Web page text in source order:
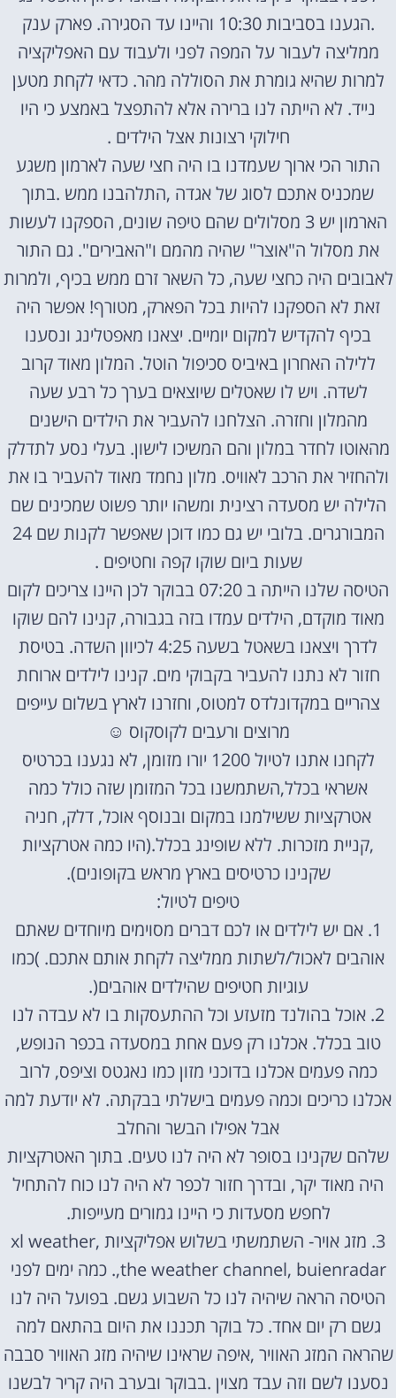
.הגענו בסביבות 10:30 והיינו עד הסגירה. פארק ענק
ממליצה לעבור על המפה לפני ולעבוד עם האפליקציה
למרות שהיא גומרת את הסוללה מהר. כדאי לקחת מטען
נייד. לא הייתה לנו ברירה אלא להתפצל באמצע כי היו
חילוקי רצונות אצל הילדים .
התור הכי ארוך שעמדנו בו היה חצי שעה לארמון משגע
שמכניס אתכם לסוג של אגדה ,התלהבנו ממש .בתוך
הארמון יש 3 מסלולים שהם טיפה שונים, הספקנו לעשות
את מסלול ה"אוצר" שהיה מהמם ו"האבירים". גם התור
לאבובים היה כחצי שעה, כל השאר זרם ממש בכיף, ולמרות
זאת לא הספקנו להיות בכל הפארק, מטורף! אפשר היה
בכיף להקדיש למקום יומיים. יצאנו מאפטלינג ונסענו
ללילה האחרון באיביס סכיפול הוטל. המלון מאוד קרוב
לשדה. ויש לו שאטלים שיוצאים בערך כל רבע שעה
מהמלון וחזרה. הצלחנו להעביר את הילדים הישנים
מהאוטו לחדר במלון והם המשיכו לישון. בעלי נסע לתדלק
ולהחזיר את הרכב לאוויס. מלון נחמד מאוד להעביר בו את
הלילה יש מסעדה רצינית ומשהו יותר פשוט שמכינים שם
המבורגרים. בלובי יש גם כמו דוכן שאפשר לקנות שם 24
שעות ביום שוקו קפה וחטיפים .
הטיסה שלנו הייתה ב 07:20 בבוקר לכן היינו צריכים לקום
מאוד מוקדם, הילדים עמדו בזה בגבורה, קנינו להם שוקו
לדרך ויצאנו בשאטל בשעה 4:25 לכיוון השדה. בטיסת
חזור לא נתנו להעביר בקבוקי מים. קנינו לילדים ארוחת
צהריים במקדונלדס למטוס, וחזרנו לארץ בשלום עייפים
מרוצים ורעבים לקוסקוס ☺
לקחנו אתנו לטיול 1200 יורו מזומן, לא נגענו בכרטיס
אשראי בכלל,השתמשנו בכל המזומן שזה כולל כמה
אטרקציות ששילמנו במקום ובנוסף אוכל, דלק, חניה
,קניית מזכרות. ללא שופינג בכלל.(היו כמה אטרקציות
שקנינו כרטיסים בארץ מראש בקופונים).
טיפים לטיול:
1. אם יש לילדים או לכם דברים מסוימים מיוחדים שאתם
אוהבים לאכול/לשתות ממליצה לקחת אותם אתכם. )כמו
עוגיות חטיפים שהילדים אוהבים(.
2. אוכל בהולנד מזעזע וכל ההתעסקות בו לא עבדה לנו
טוב בכלל. אכלנו רק פעם אחת במסעדה בכפר הנופש,
כמה פעמים אכלנו בדוכני מזון כמו נאגטס וציפס, לרוב
אכלנו כריכים וכמה פעמים בישלתי בבקתה. לא יודעת למה
אבל אפילו הבשר והחלב
שלהם שקנינו בסופר לא היה לנו טעים. בתוך האטרקציות
היה מאוד יקר, ובדרך חזור לכפר לא היה לנו כוח להתחיל
לחפש מסעדות כי היינו גמורים מעייפות.
3. מזג אויר- השתמשתי בשלוש אפליקציות ,xl weather
,the weather channel, buienradar. כמה ימים לפני
הטיסה הראה שיהיה לנו כל השבוע גשם. בפועל היה לנו
גשם רק יום אחד. כל בוקר תכננו את היום בהתאם למה
שהראה המזג האוויר ,איפה שראינו שיהיה מזג האוויר סבבה
נסענו לשם וזה עבד מצוין .בבוקר ובערב היה קריר לבשנו